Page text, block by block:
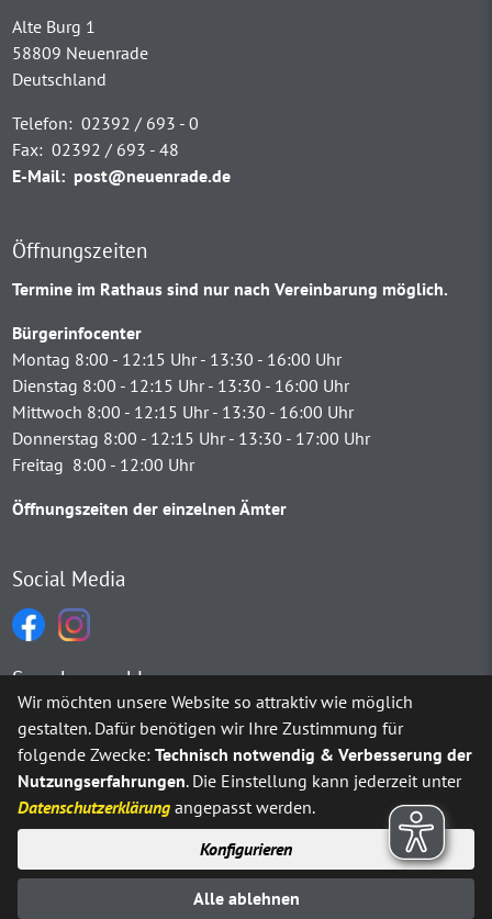
Alte Burg 1
58809 Neuenrade
Deutschland
Telefon: 02392 / 693 - 0
Fax: 02392 / 693 - 48
E-Mail: post@neuenrade.de
Öffnungszeiten
Termine im Rathaus sind nur nach Vereinbarung möglich.
Bürgerinfocenter
Montag 8:00 - 12:15 Uhr - 13:30 - 16:00 Uhr
Dienstag 8:00 - 12:15 Uhr - 13:30 - 16:00 Uhr
Mittwoch 8:00 - 12:15 Uhr - 13:30 - 16:00 Uhr
Donnerstag 8:00 - 12:15 Uhr - 13:30 - 17:00 Uhr
Freitag 8:00 - 12:00 Uhr
Öffnungszeiten der einzelnen Ämter
Social Media
Sprachauswahl
Möchten Sie vonGoogle Translate bereitgestellte externe
Ja Immer
Impressum Datenschutz
Wir möchten unsere Website so attraktiv wie möglich
gestalten. Dafür benötigen wir Ihre Zustimmung für
folgende Zwecke:Technisch notwendig & Verbesserung der
Nutzungserfahrungen. Die Einstellung kann jederzeit unter
Datenschutzerklärung angepasst werden.
Konfigurieren
Alle ablehnen